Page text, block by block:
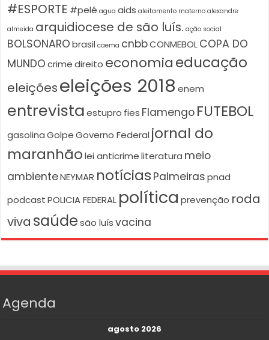
#ESPORTE #pelé agua aids aleitamento materno alexandre
almeida arquidiocese de são luís. ação social
BOLSONARO brasil caema cnbbCONMEBOLCOPA DO
MUNDO crime direito economiaeducação
eleiçõeseleições 2018 enem
entrevista estupro fies Flamengo FUTEBOL
gasolina Golpe Governo Federal jornal do
maranhão lei anticrime literatura meio
ambienteNEYMAR notícias Palmeiras pnad
podcast POLICIA FEDERAL política prevenção roda
viva saúde são luís vacina
Agenda
agosto 2026